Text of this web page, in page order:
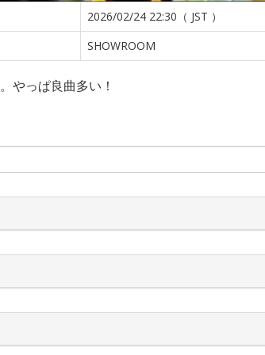
2026/02/24 22:30（ JST ）
SHOWROOM
やっぱ良曲多い！